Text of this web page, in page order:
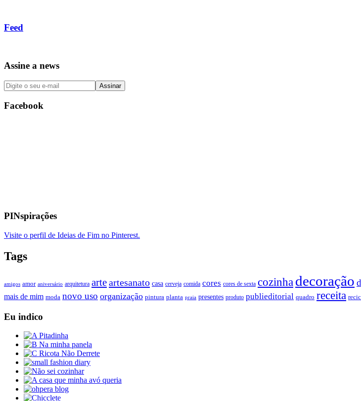
Feed
Assine a news
Facebook
PINspirações
Visite o perfil de Ideias de Fim no Pinterest.
Tags
amigos amor aniversário arquitetura arteartesanato casa cerveja comida cores cores de sexta cozinha decoração
mais de mim moda novo uso organização pintura planta praia presentes produto publieditorial quadro receita
Eu indico